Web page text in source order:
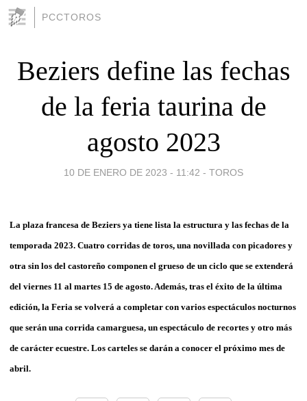
PCCTOROS
Beziers define las fechas
de la feria taurina de
agosto 2023
10 DE ENERO DE 2023 - 11:42 - TOROS
La plaza francesa de Beziers ya tiene lista la estructura y las fechas de la
temporada 2023. Cuatro corridas de toros, una novillada con picadores y
otra sin los del castoreño componen el grueso de un ciclo que se extenderá
del viernes 11 al martes 15 de agosto. Además, tras el éxito de la última
edición, la Feria se volverá a completar con varios espectáculos nocturnos
que serán una corrida camarguesa, un espectáculo de recortes y otro más
de carácter ecuestre. Los carteles se darán a conocer el próximo mes de
abril.